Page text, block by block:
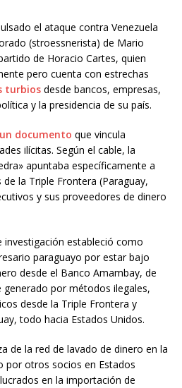
el ataque contra Venezuela
(stroessnerista) de Mario
de Horacio Cartes, quien
pero cuenta con estrechas
turbios desde bancos, empresas,
y la presidencia de su país.
un documento que vincula
ilícitas. Según el cable, la
apuntaba específicamente a
la Triple Frontera (Paraguay,
y sus proveedores de dinero
investigación estableció como
paraguayo por estar bajo
desde el Banco Amambay, de
generado por métodos ilegales,
desde la Triple Frontera y
todo hacia Estados Unidos.
de la red de lavado de dinero en la
por otros socios en Estados
en la importación de